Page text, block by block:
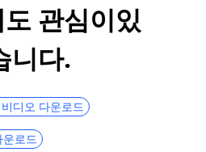
이트 | FMovies 대안에서
관심이있
니다.
디오 다운로드
로드